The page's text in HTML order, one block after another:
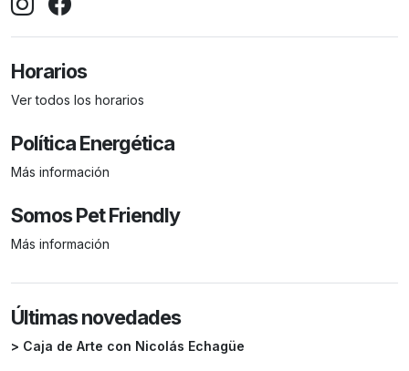
Horarios
Ver todos los horarios
Política Energética
Más información
Somos Pet Friendly
Más información
Últimas novedades
> Caja de Arte con Nicolás Echagüe